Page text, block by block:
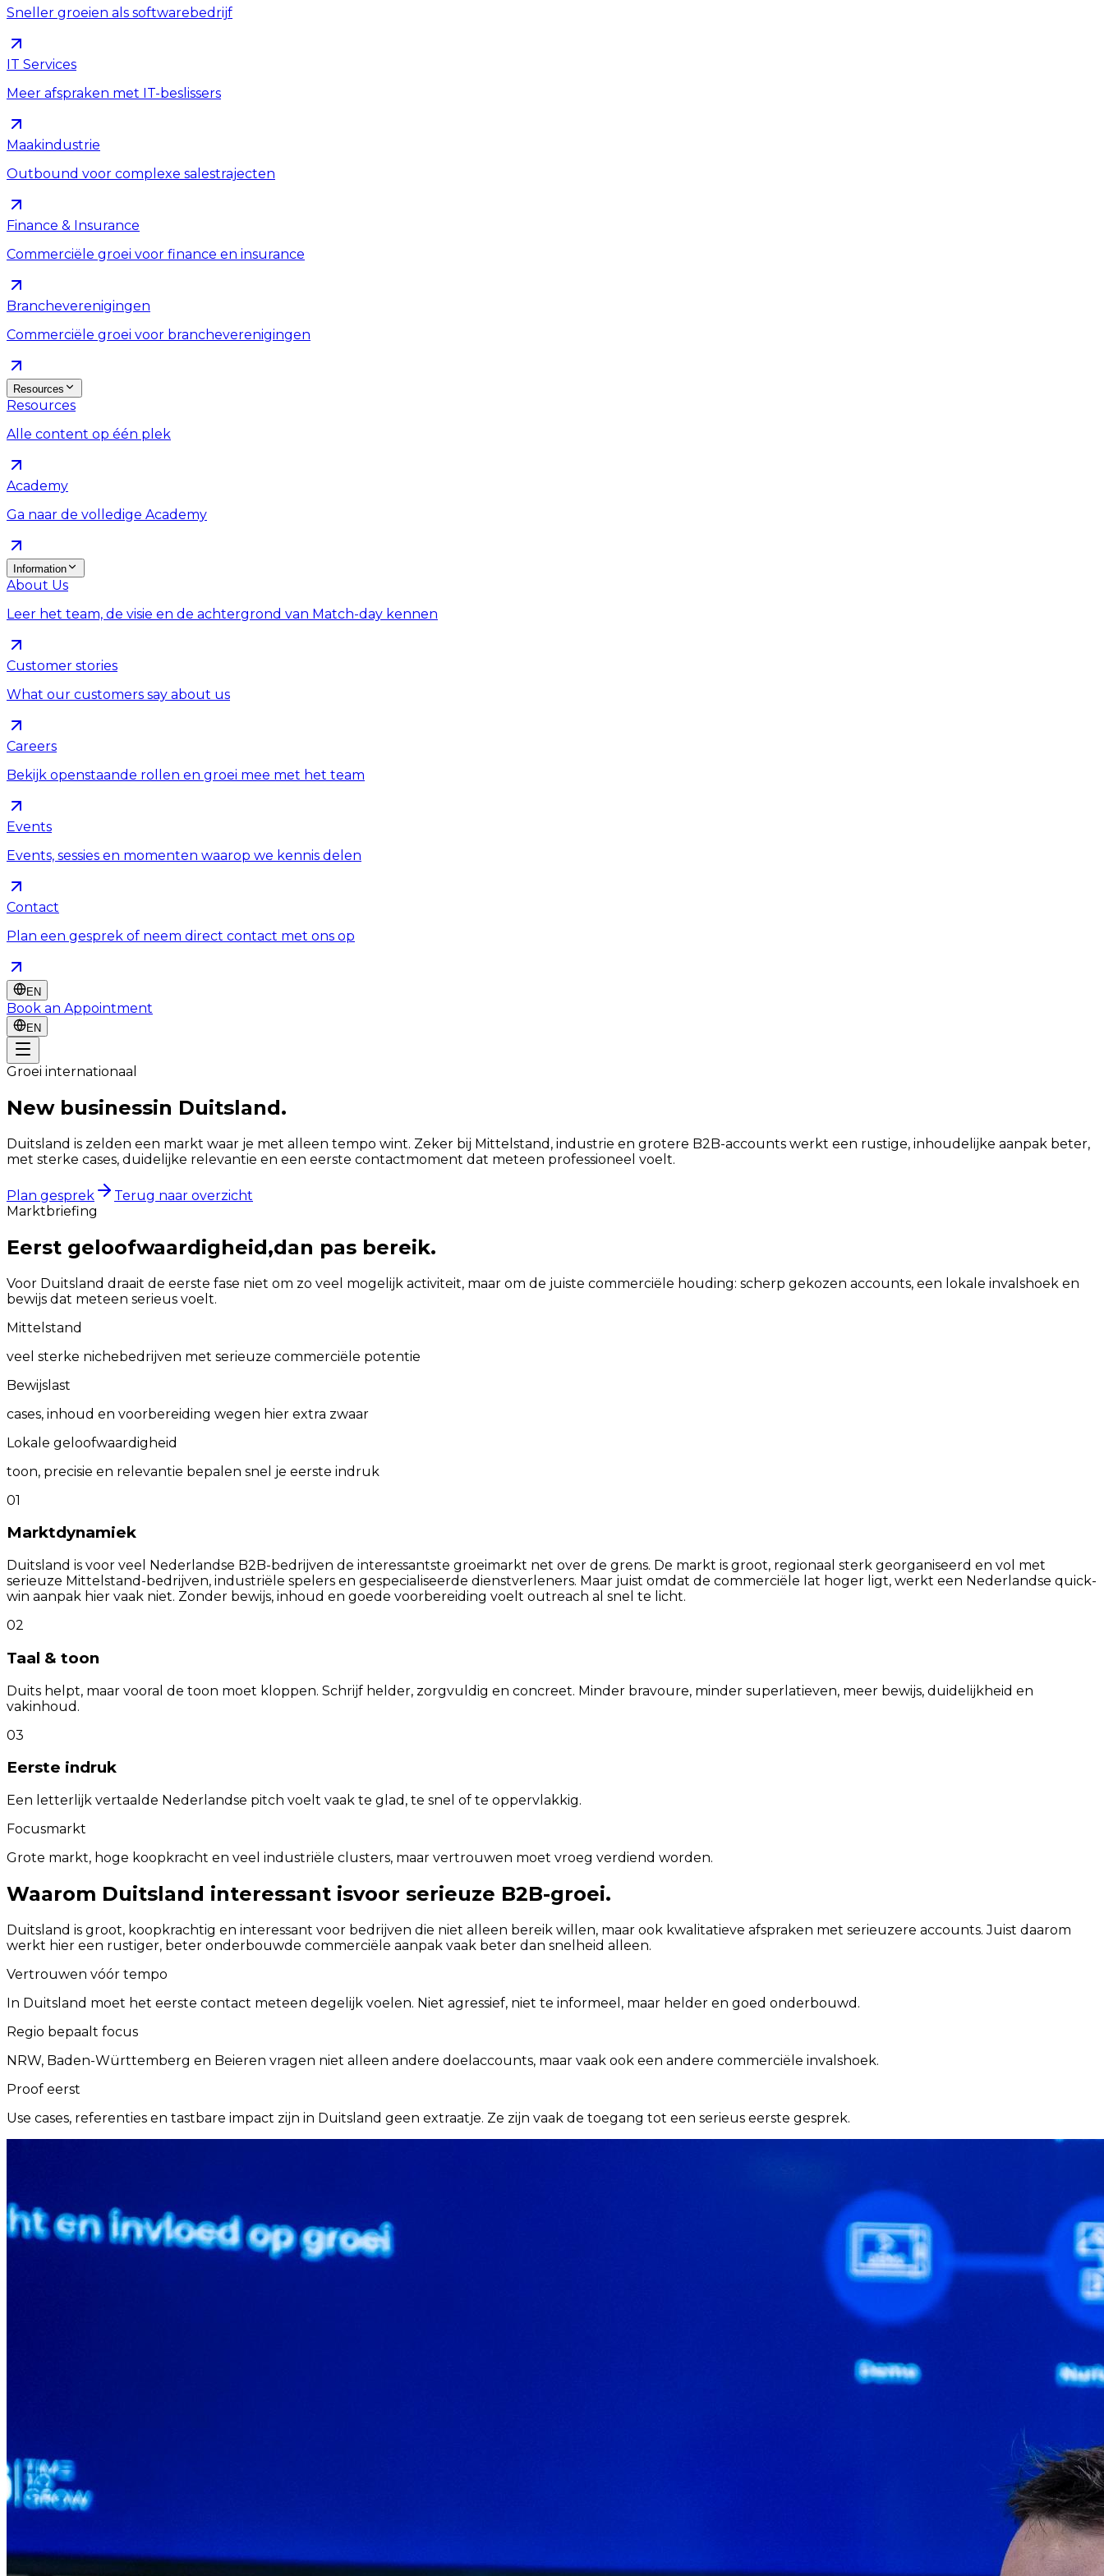
Sneller groeien als softwarebedrijf
IT Services
Meer afspraken met IT-beslissers
Maakindustrie
Outbound voor complexe salestrajecten
Finance & Insurance
Commerciële groei voor finance en insurance
Brancheverenigingen
Commerciële groei voor brancheverenigingen
Resources
Resources
Alle content op één plek
Academy
Ga naar de volledige Academy
Information
About Us
Leer het team, de visie en de achtergrond van Match-day kennen
Customer stories
What our customers say about us
Careers
Bekijk openstaande rollen en groei mee met het team
Events
Events, sessies en momenten waarop we kennis delen
Contact
Plan een gesprek of neem direct contact met ons op
EN
Book an Appointment
EN
Groei internationaal
New businessin Duitsland.
Duitsland is zelden een markt waar je met alleen tempo wint. Zeker bij Mittelstand, industrie en grotere B2B-accounts werkt een rustige, inhoudelijke aanpak beter,
met sterke cases, duidelijke relevantie en een eerste contactmoment dat meteen professioneel voelt.
Plan gesprek
Terug naar overzicht
Marktbriefing
Eerst geloofwaardigheid,dan pas bereik.
Voor Duitsland draait de eerste fase niet om zo veel mogelijk activiteit, maar om de juiste commerciële houding: scherp gekozen accounts, een lokale invalshoek en
bewijs dat meteen serieus voelt.
Mittelstand
veel sterke nichebedrijven met serieuze commerciële potentie
Bewijslast
cases, inhoud en voorbereiding wegen hier extra zwaar
Lokale geloofwaardigheid
toon, precisie en relevantie bepalen snel je eerste indruk
01
Marktdynamiek
Duitsland is voor veel Nederlandse B2B-bedrijven de interessantste groeimarkt net over de grens. De markt is groot, regionaal sterk georganiseerd en vol met
serieuze Mittelstand-bedrijven, industriële spelers en gespecialiseerde dienstverleners. Maar juist omdat de commerciële lat hoger ligt, werkt een Nederlandse quick-
win aanpak hier vaak niet. Zonder bewijs, inhoud en goede voorbereiding voelt outreach al snel te licht.
02
Taal & toon
Duits helpt, maar vooral de toon moet kloppen. Schrijf helder, zorgvuldig en concreet. Minder bravoure, minder superlatieven, meer bewijs, duidelijkheid en
vakinhoud.
03
Eerste indruk
Een letterlijk vertaalde Nederlandse pitch voelt vaak te glad, te snel of te oppervlakkig.
Focusmarkt
Grote markt, hoge koopkracht en veel industriële clusters, maar vertrouwen moet vroeg verdiend worden.
Waarom Duitsland interessant isvoor serieuze B2B-groei.
Duitsland is groot, koopkrachtig en interessant voor bedrijven die niet alleen bereik willen, maar ook kwalitatieve afspraken met serieuzere accounts. Juist daarom
werkt hier een rustiger, beter onderbouwde commerciële aanpak vaak beter dan snelheid alleen.
Vertrouwen vóór tempo
In Duitsland moet het eerste contact meteen degelijk voelen. Niet agressief, niet te informeel, maar helder en goed onderbouwd.
Regio bepaalt focus
NRW, Baden-Württemberg en Beieren vragen niet alleen andere doelaccounts, maar vaak ook een andere commerciële invalshoek.
Proof eerst
Use cases, referenties en tastbare impact zijn in Duitsland geen extraatje. Ze zijn vaak de toegang tot een serieus eerste gesprek.